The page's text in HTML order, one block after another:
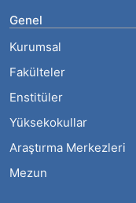
Genel
Kurumsal
Fakülteler
Enstitüler
Yüksekokullar
Araştırma Merkezleri
Mezun